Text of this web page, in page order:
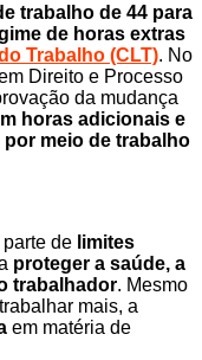
trabalho de 44 para
de horas extras
Trabalho (CLT). No
Direito e Processo
da mudança
horas adicionais e
por meio de trabalho
de limites
proteger a saúde, a
trabalhador. Mesmo
mais, a
em matéria de